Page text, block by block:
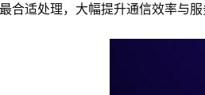
最合适处理，大幅提升通信效率与服